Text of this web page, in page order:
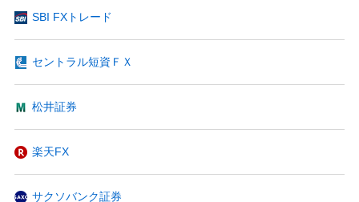
SBI FXトレード
セントラル短資ＦＸ
松井証券
楽天FX
サクソバンク証券